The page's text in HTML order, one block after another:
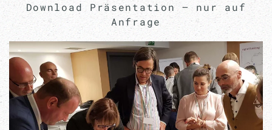
Download Präsentation – nur auf
Anfrage